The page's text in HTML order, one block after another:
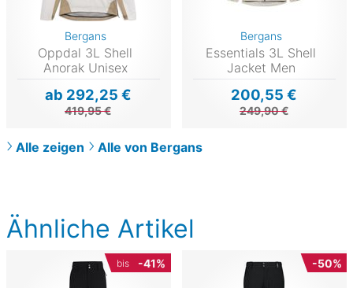
Ähnliche Artikel
bis -41% -50%
Bergans
Oppdal 3L Shell
Anorak Unisex
ab 292,25 €
419,95 €
Bergans
Essentials 3L Shell
Jacket Men
200,55 €
249,90 €
Alle zeigen Alle von Bergans